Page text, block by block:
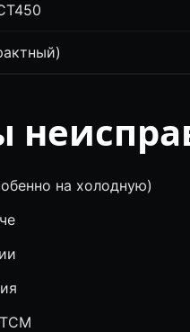
на холодную)